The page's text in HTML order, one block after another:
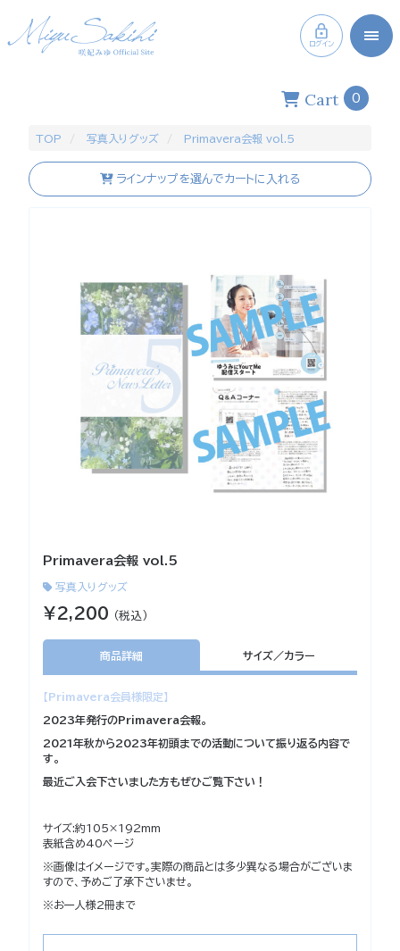
ログイン
Cart 0
TOP 写真入りグッズ Primavera会報 vol.5
ラインナップを選んでカートに入れる
Primavera会報 vol.5
写真入りグッズ
¥2,200 （税込）
商品詳細 サイズ／カラー
【Primavera会員様限定】
2023年発行のPrimavera会報。
2021年秋から2023年初頭までの活動について振り返る内容で
す。
最近ご入会下さいました方もぜひご覧下さい！
サイズ:約105×192mm
表紙含め40ページ
※画像はイメージです。実際の商品とは多少異なる場合がございま
すので、予めご了承下さいませ。
※お一人様2冊まで